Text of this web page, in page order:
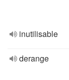
inutilisable
derange